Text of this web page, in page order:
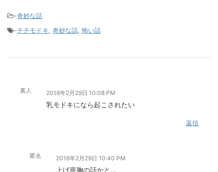
-奇妙な話
-チチモドキ, 奇妙な話,怖い話
素人 2016年2月29日 10:08 PM
乳モドキになら起こされたい
返信
匿名 2016年2月29日 10:40 PM
上げ底胸の話かと…